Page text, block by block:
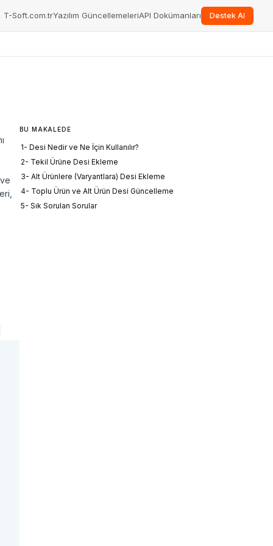
T-Soft.com.trYazılım GüncellemeleriAPI Dokümanları Destek Al
BU MAKALEDE
1- Desi Nedir ve Ne İçin Kullanılır?
2- Tekil Ürüne Desi Ekleme
3- Alt Ürünlere (Varyantlara) Desi Ekleme
4- Toplu Ürün ve Alt Ürün Desi Güncelleme
5- Sık Sorulan Sorular